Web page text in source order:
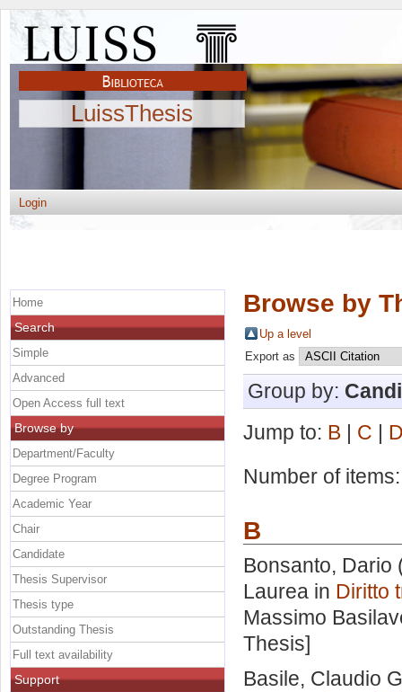
LuissThesis
Login
Browse by
Up a level
Export as
Group by:
Jump to: B C
Number of
B
Bonsanto, Dario
Laurea in Diritto
Massimo
Thesis]
Basile, Claudio
Home
Search
Simple
Advanced
Open Access full text
Browse by
Department/Faculty
Degree Program
Academic Year
Chair
Candidate
Thesis Supervisor
Thesis type
Outstanding Thesis
Full text availability
Support